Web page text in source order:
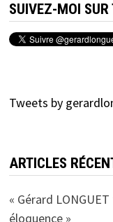
SUIVEZ-MOI SUR
Tweets by
ARTICLES
« Gérard
éloquence »